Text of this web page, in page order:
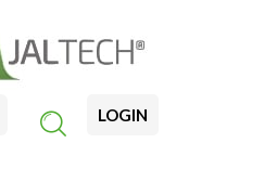
LOGIN